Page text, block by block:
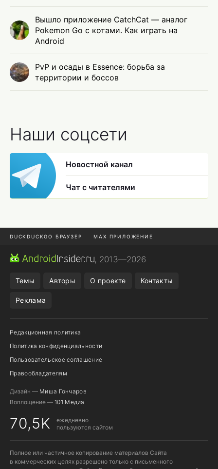
Вышло приложение CatchCat — аналог
Pokemon Go с котами. Как играть на
Android
PvP и осады в Essence: борьба за
территории и боссов
Наши соцсети
Новостной канал
Чат с читателями
DUCKDUCKGO БРАУЗЕР MAX ПРИЛОЖЕНИЕ
ПРИЛОЖЕНИЯ ANDROID
, 2013—2026
Темы Авторы О проекте Контакты
Реклама
Редакционная политика
Политика конфиденциальности
Пользовательское соглашение
Правообладателям
Дизайн — Миша Гончаров
Воплощение — 101 Медиа
70,5K
ежедневно
пользуются сайтом
Полное или частичное копирование материалов Сайта
в коммерческих целях разрешено только с письменного